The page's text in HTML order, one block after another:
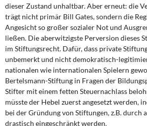
dieser Zustand unhaltbar. Aber erneut: die
trägt nicht primär Bill Gates, sondern die
Angesicht so großer sozialer Not und
ließen. Die aberwitzigste Perversion dieses
im Stiftungsrecht. Dafür, dass private
unbemerkt und nicht demokratisch-
nationalen wie internationalen Spielern
Bertelsmann-Stiftung in Fragen der
Stifter mit einem fetten Steuernachlass
müsste der Hebel zuerst angesetzt werden,
bei der Gründung von Stiftungen, z.B. durch
drastisch eingeschränkt werden.